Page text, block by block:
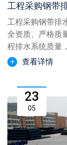
工程采购钢带
工程采购钢带排
全资质、严格质
程排水系统质量
查看详情
23
05